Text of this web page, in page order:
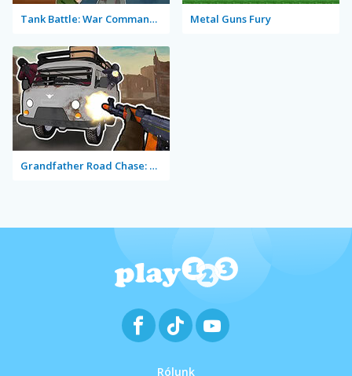
Tank Battle: War Commander Metal Guns Fury
Grandfather Road Chase: Realistic Shooter
Rólunk